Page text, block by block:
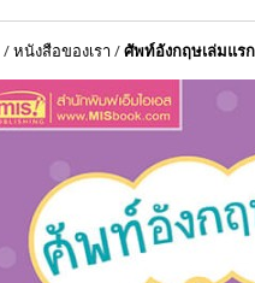
/หนังสือของเรา /ศัพท์อังกฤษเล่มแร